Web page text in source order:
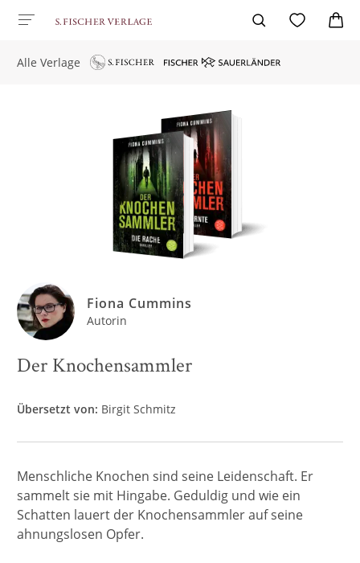
Alle Verlage
Fiona Cummins
Autorin
Der Knochensammler
Übersetzt von: Birgit Schmitz
Menschliche Knochen sind seine Leidenschaft. Er
sammelt sie mit Hingabe. Geduldig und wie ein
Schatten lauert der Knochensammler auf seine
ahnungslosen Opfer.